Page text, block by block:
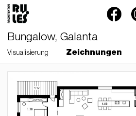
Bungalow, Galanta
Visualisierung Zeichnungen
RULES, s.r.o., Klincová
37/B, 821 08 Bratislava,
Slovensko